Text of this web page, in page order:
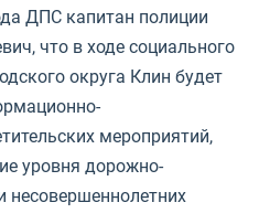
ДПС капитан полиции
что в ходе социального
округа Клин будет
мероприятий,
уровня дорожно-
несовершеннолетних